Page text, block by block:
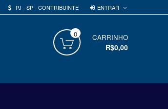
PJ - SP - CONTRIBUINTE ENTRAR
CARRINHO
0
R$0,00